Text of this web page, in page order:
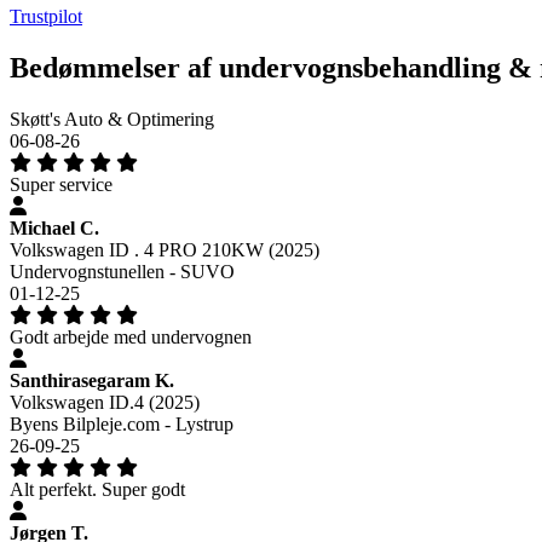
Trustpilot
Bedømmelser af undervognsbehandling &
Skøtt's Auto & Optimering
06-08-26
Super service
Michael C.
Volkswagen ID . 4 PRO 210KW (2025)
Undervognstunellen - SUVO
01-12-25
Godt arbejde med undervognen
Santhirasegaram K.
Volkswagen ID.4 (2025)
Byens Bilpleje.com - Lystrup
26-09-25
Alt perfekt. Super godt
Jørgen T.